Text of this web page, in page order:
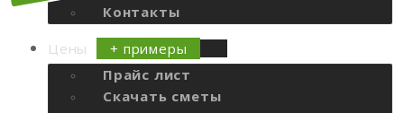
Контакты
Цены
Прайс лист
Скачать сметы